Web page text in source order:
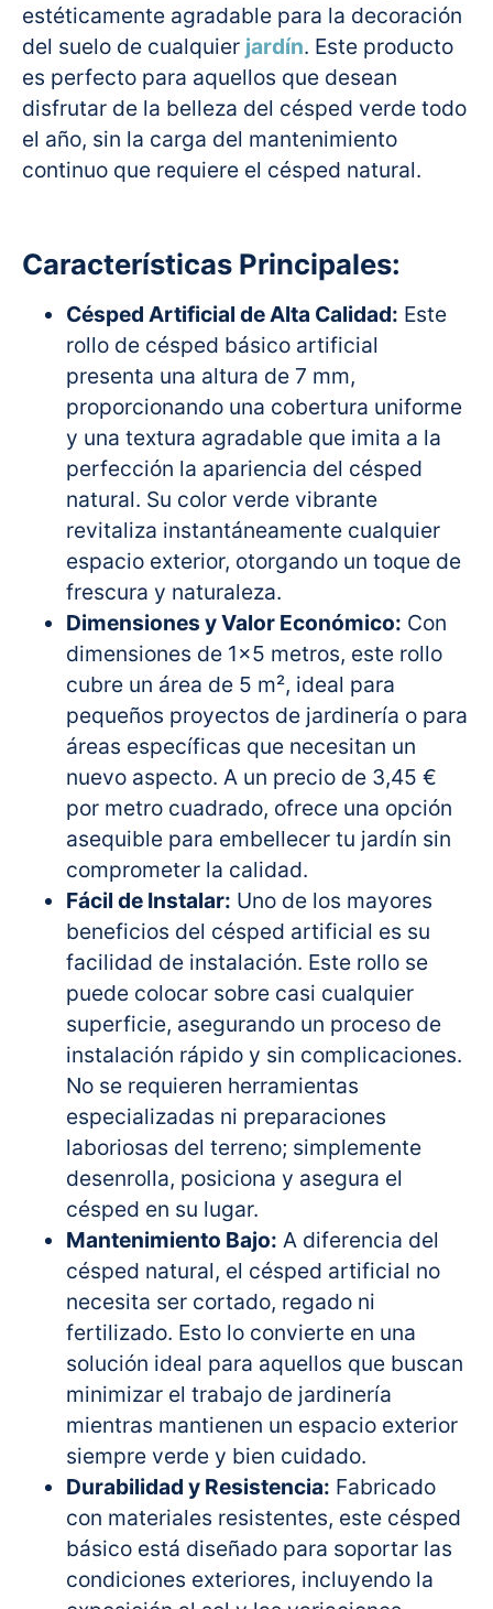
estéticamente agradable para la decoración
del suelo de cualquier jardín. Este producto
es perfecto para aquellos que desean
disfrutar de la belleza del césped verde todo
el año, sin la carga del mantenimiento
continuo que requiere el césped natural.
Características Principales:
Césped Artificial de Alta Calidad: Este
rollo de césped básico artificial
presenta una altura de 7 mm,
proporcionando una cobertura uniforme
y una textura agradable que imita a la
perfección la apariencia del césped
natural. Su color verde vibrante
revitaliza instantáneamente cualquier
espacio exterior, otorgando un toque de
frescura y naturaleza.
Dimensiones y Valor Económico: Con
dimensiones de 1×5 metros, este rollo
cubre un área de 5 m², ideal para
pequeños proyectos de jardinería o para
áreas específicas que necesitan un
nuevo aspecto. A un precio de 3,45 €
por metro cuadrado, ofrece una opción
asequible para embellecer tu jardín sin
comprometer la calidad.
Fácil de Instalar: Uno de los mayores
beneficios del césped artificial es su
facilidad de instalación. Este rollo se
puede colocar sobre casi cualquier
superficie, asegurando un proceso de
instalación rápido y sin complicaciones.
No se requieren herramientas
especializadas ni preparaciones
laboriosas del terreno; simplemente
desenrolla, posiciona y asegura el
césped en su lugar.
Mantenimiento Bajo: A diferencia del
césped natural, el césped artificial no
necesita ser cortado, regado ni
fertilizado. Esto lo convierte en una
solución ideal para aquellos que buscan
minimizar el trabajo de jardinería
mientras mantienen un espacio exterior
siempre verde y bien cuidado.
Durabilidad y Resistencia: Fabricado
con materiales resistentes, este césped
básico está diseñado para soportar las
condiciones exteriores, incluyendo la